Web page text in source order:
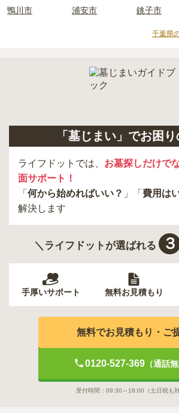
鴨川市
浦安市 銚子市
千葉県
「墓じまい」でお困
ライフドットでは、 お墓探しだけで
面サポート！
「 何から始めればいい？ 」「 費用は
解決します
＼ライフドットが選ばれる ３
手厚いサポート 無料お見積もり
無料でお見積もり・ご
0120-527-369（通話無
受付時間： 09:30～18:00 （土日祝も